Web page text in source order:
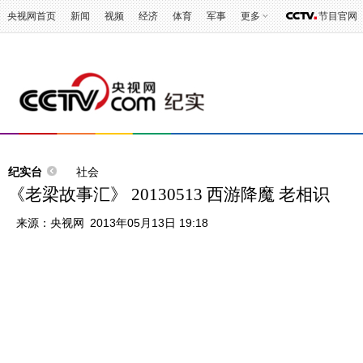
央视网首页 新闻 视频 经济 体育 军事 更多 节目官网
纪实台 社会
《老梁故事汇》 20130513 西游降魔 老相识
来源： 央视网 2013年05月13日 19:18